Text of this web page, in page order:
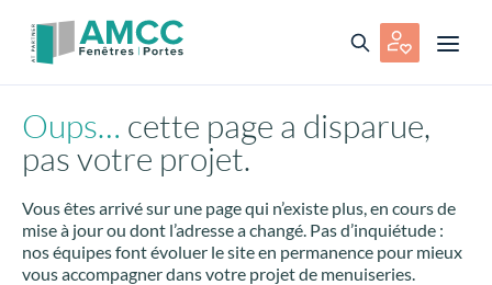
Oups… cette page a disparue,
pas votre projet.
Vous êtes arrivé sur une page qui n’existe plus, en cours de
mise à jour ou dont l’adresse a changé. Pas d’inquiétude :
nos équipes font évoluer le site en permanence pour mieux
vous accompagner dans votre projet de menuiseries.